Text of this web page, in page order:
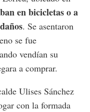
en bicicletas o a
. Se asentaron
se fue
vendían su
a comprar.
Ulises Sánchez
con la formada